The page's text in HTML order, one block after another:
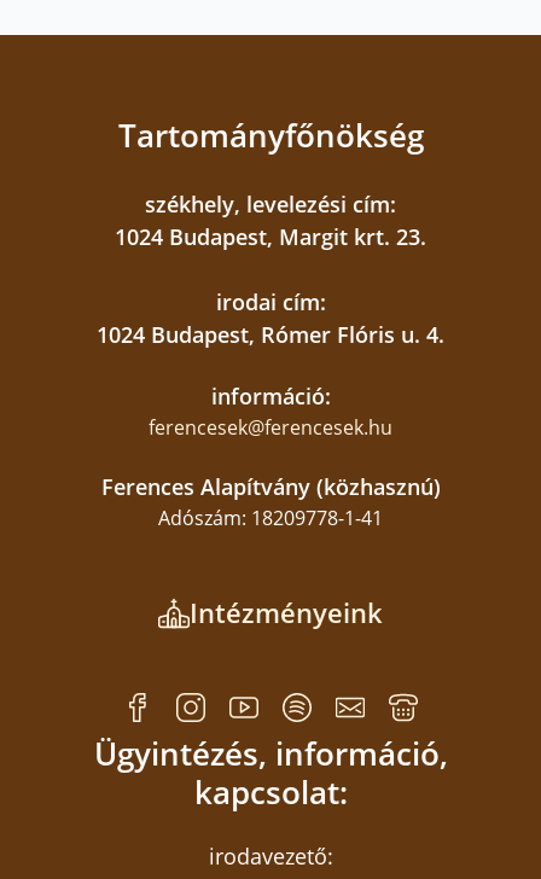
Tartományfőnökség
székhely, levelezési cím:
1024 Budapest, Margit krt. 23.
irodai cím:
1024 Budapest, Rómer Flóris u. 4.
információ:
ferencesek@ferencesek.hu
Ferences Alapítvány (közhasznú)
Adószám: 18209778-1-41
Intézményeink
Ügyintézés, információ,
kapcsolat:
irodavezető: